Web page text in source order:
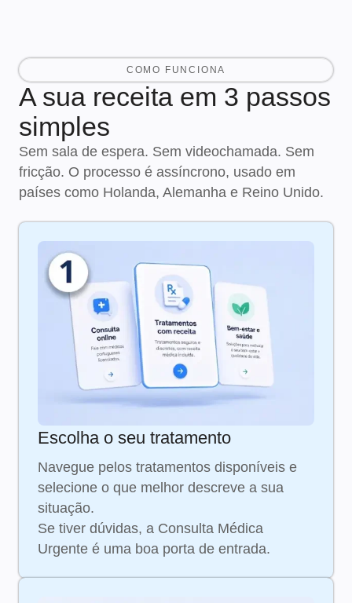
COMO FUNCIONA
A sua receita em 3 passos
simples
Sem sala de espera. Sem videochamada. Sem
fricção. O processo é assíncrono, usado em
países como Holanda, Alemanha e Reino Unido.
Escolha o seu tratamento
Navegue pelos tratamentos disponíveis e
selecione o que melhor descreve a sua
situação.
Se tiver dúvidas, a Consulta Médica
Urgente é uma boa porta de entrada.